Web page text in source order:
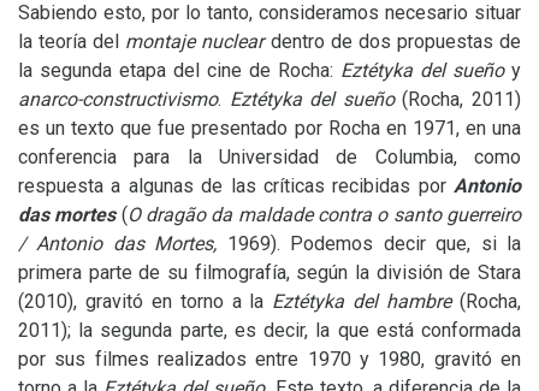
Sabiendo esto, por lo tanto, consideramos necesario situar
la teoría del montaje nucleardentro de dos propuestas de
la segunda etapa del cine de Rocha: Eztétyka del sueño y
anarco-constructivismo. Eztétyka del sueño(Rocha, 2011)
es un texto que fue presentado por Rocha en 1971, en una
conferencia para la Universidad de Columbia, como
respuesta a algunas de las críticas recibidas por Antonio
das mortes(O dragão da maldade contra o santo guerreiro
/ Antonio das Mortes, 1969). Podemos decir que, si la
primera parte de su filmografía, según la división de Stara
(2010)­, gravitó en torno a la Eztétyka del hambre(Rocha,
2011); la segunda parte, es decir, la que está conformada
por sus filmes realizados entre 1970 y 1980, gravitó en